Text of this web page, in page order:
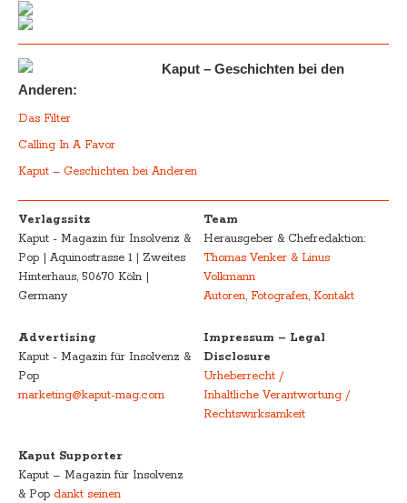
Kaput – Geschichten bei den
Anderen:
Das Filter
Calling In A Favor
Kaput – Geschichten bei Anderen
Verlagssitz
Kaput - Magazin für Insolvenz &
Pop | Aquinostrasse 1 | Zweites
Hinterhaus, 50670 Köln |
Germany
Team
Herausgeber & Chefredaktion:
Thomas Venker & Linus
Volkmann
Autoren, Fotografen, Kontakt
Advertising
Kaput - Magazin für Insolvenz &
Pop
marketing@kaput-mag.com
Impressum – Legal
Disclosure
Urheberrecht /
Inhaltliche Verantwortung /
Rechtswirksamkeit
Kaput Supporter
Kaput – Magazin für Insolvenz
& Pop dankt seinen